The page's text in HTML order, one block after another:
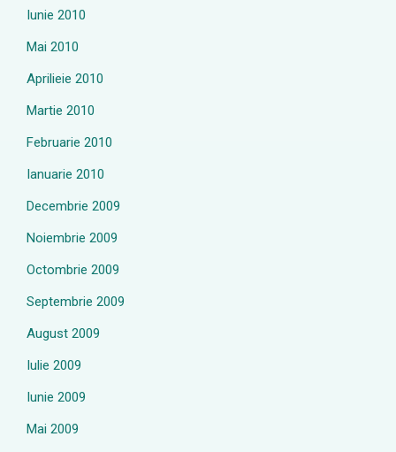
Iunie 2010
Mai 2010
Aprilieie 2010
Martie 2010
Februarie 2010
Ianuarie 2010
Decembrie 2009
Noiembrie 2009
Octombrie 2009
Septembrie 2009
August 2009
Iulie 2009
Iunie 2009
Mai 2009